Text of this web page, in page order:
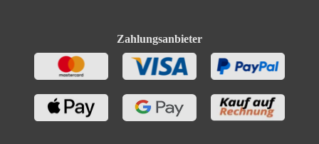
Zahlungsanbieter